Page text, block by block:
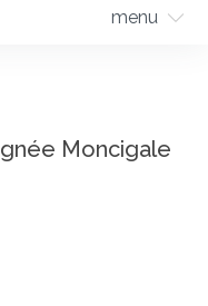
menu
Moncigale